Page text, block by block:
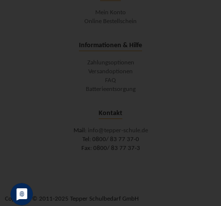
Mein Konto
Online Bestellschein
Informationen & Hilfe
Zahlungsoptionen
Versandoptionen
FAQ
Batterieentsorgung
Kontakt
Mail: info@tepper-schule.de
Tel: 0800/ 83 77 37-0
Fax: 0800/ 83 77 37-3
Copyright © 2011-2025 Tepper Schulbedarf GmbH